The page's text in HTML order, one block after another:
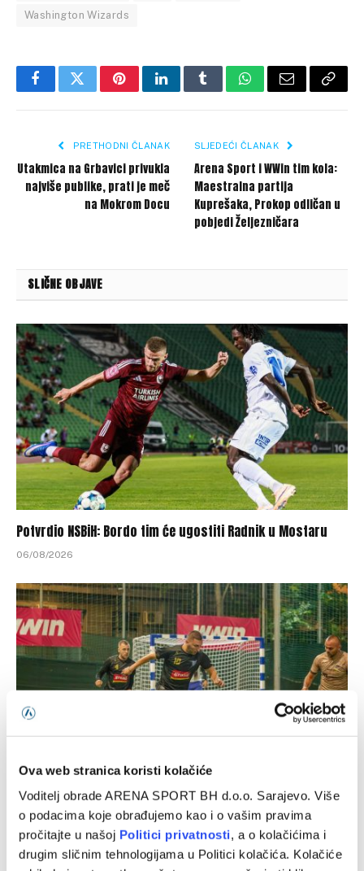
Ova web stranica koristi kolačiće
Voditelj obrade ARENA SPORT BH d.o.o. Sarajevo. Više
o podacima koje obrađujemo kao i o vašim pravima
pročitajte u našoj Politici privatnosti, a o kolačićima i
drugim sličnim tehnologijama u Politici kolačića. Kolačiće
Washington Wizards
FacebookTwitterPinterestLinkedInTumblrWhatsApp
Email Copy
PRETHODNI ČLANAK
Utakmica na Grbavici privukla
najviše publike, prati je meč
na Mokrom Docu
SLJEDEĆI ČLANAK
Arena Sport i WWin tim kola:
Maestralna partija
Kuprešaka, Prokop odličan u
pobjedi Željezničara
SLIČNE OBJAVE
Potvrdio NSBiH: Bordo tim će ugostiti Radnik u Mostaru
06/08/2026
Turnir FIS Gol WWin ušao u završnicu
30/07/2026